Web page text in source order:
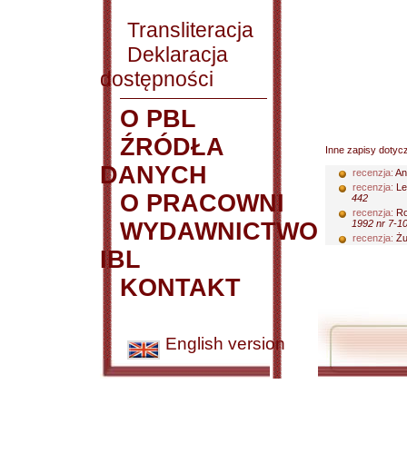
Transliteracja
Deklaracja
dostępności
O PBL
ŹRÓDŁA
DANYCH
O PRACOWNI
WYDAWNICTWO
IBL
KONTAKT
English version
Inne zapisy
recenzja:
recenzja:
442
recenzja:
1992 nr 7-
recenzja: